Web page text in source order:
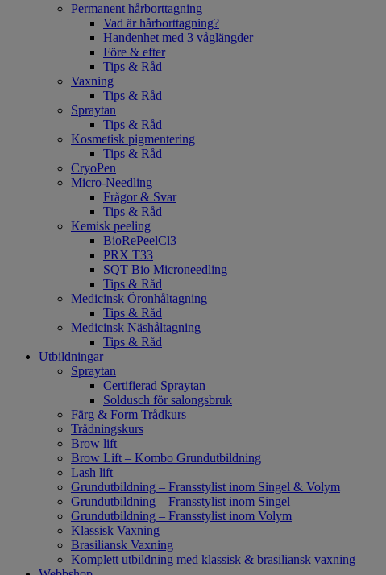
Permanent hårborttagning
Vad är hårborttagning?
Handenhet med 3 våglängder
Före & efter
Tips & Råd
Vaxning
Tips & Råd
Spraytan
Tips & Råd
Kosmetisk pigmentering
Tips & Råd
CryoPen
Micro-Needling
Frågor & Svar
Tips & Råd
Kemisk peeling
BioRePeelCl3
PRX T33
SQT Bio Microneedling
Tips & Råd
Medicinsk Öronhåltagning
Tips & Råd
Medicinsk Näshåltagning
Tips & Råd
Utbildningar
Spraytan
Certifierad Spraytan
Soldusch för salongsbruk
Färg & Form Trådkurs
Trådningskurs
Brow lift
Brow Lift – Kombo Grundutbildning
Lash lift
Grundutbildning – Fransstylist inom Singel & Volym
Grundutbildning – Fransstylist inom Singel
Grundutbildning – Fransstylist inom Volym
Klassisk Vaxning
Brasiliansk Vaxning
Komplett utbildning med klassisk & brasiliansk vaxning